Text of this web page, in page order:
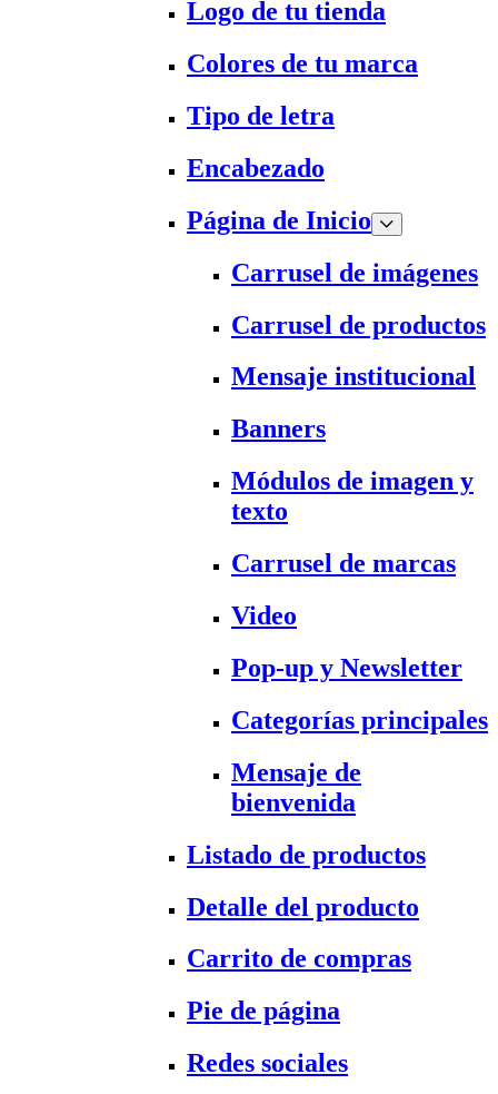
Logo de tu tienda
Colores de tu marca
Tipo de letra
Encabezado
Página de Inicio
Carrusel de imágenes
Carrusel de productos
Mensaje institucional
Banners
Módulos de imagen y
texto
Carrusel de marcas
Video
Pop-up y Newsletter
Categorías principales
Mensaje de
bienvenida
Listado de productos
Detalle del producto
Carrito de compras
Pie de página
Redes sociales